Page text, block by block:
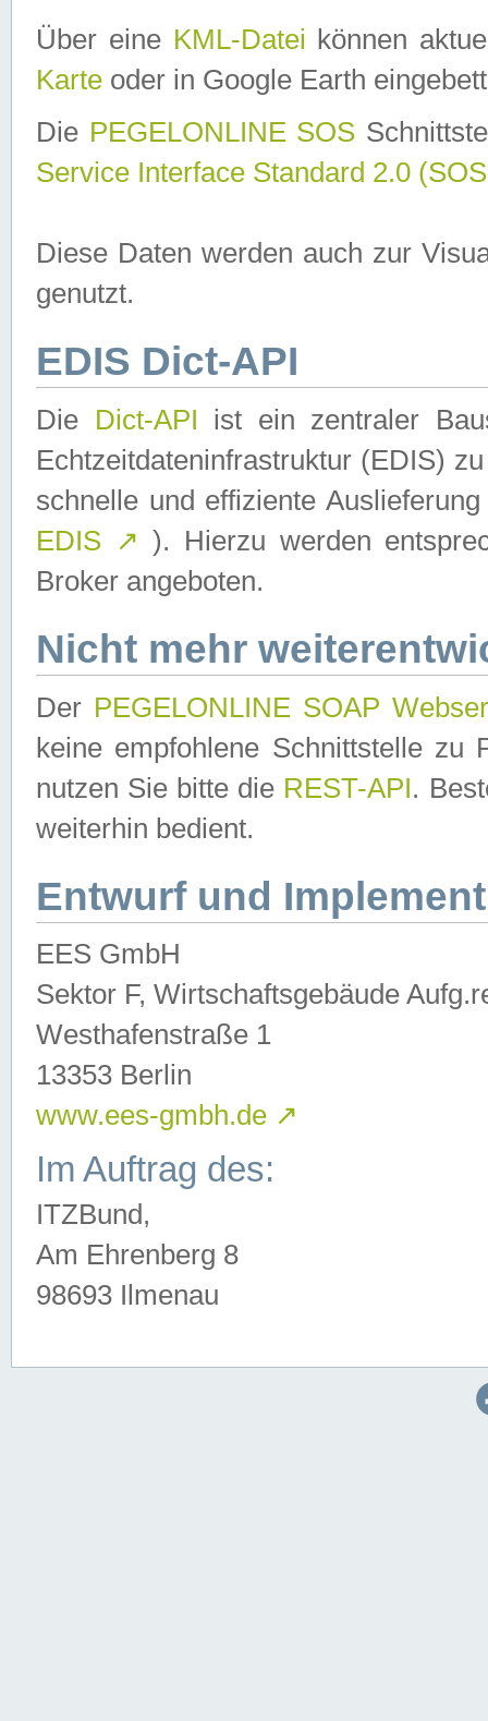
Über eine KML-Datei können
Karte oder in Google Earth
Die PEGELONLINE SOS
Service Interface Standard 2.0
Diese Daten werden auch zur
genutzt.
EDIS Dict-API
Die Dict-API ist ein zentraler
Echtzeitdateninfrastruktur (EDIS)
schnelle und effiziente
EDIS ↗ ). Hierzu werden
Broker angeboten.
Nicht mehr
Der PEGELONLINE SOAP
keine empfohlene Schnittstelle zu
nutzen Sie bitte die REST-API.
weiterhin bedient.
Entwurf und
EES GmbH
Sektor F, Wirtschaftsgebäude
Westhafenstraße 1
13353 Berlin
www.ees-gmbh.de ↗
Im Auftrag des:
ITZBund,
Am Ehrenberg 8
98693 Ilmenau